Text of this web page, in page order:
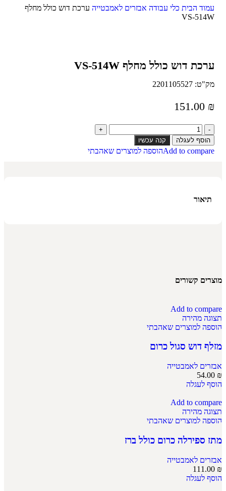
עמוד הבית כלי עבודה אבזרים לאמבטייה ערכת דוש כולל מחלף
VS-514W
ערכת דוש כולל מחלף VS-514W
מק"ט: 2201105527
151.00 ₪
הוסף לעגלה קנה עכשיו
Add to compareהוספה למוצרים שאהבתי
תיאור
מוצרים קשורים
Add to compare
תצוגה מהירה
הוספה למוצרים שאהבתי
מזלף דוש סגול כרום
אבזרים לאמבטייה
54.00 ₪
הוסף לעגלה
Add to compare
תצוגה מהירה
הוספה למוצרים שאהבתי
מתז ספירלה כרום כולל ברז
אבזרים לאמבטייה
111.00 ₪
הוסף לעגלה